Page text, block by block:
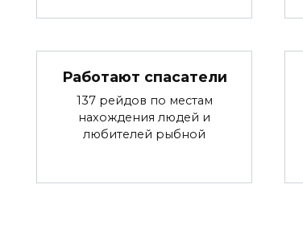
Работают спасатели
137 рейдов по местам
нахождения людей и
любителей рыбной